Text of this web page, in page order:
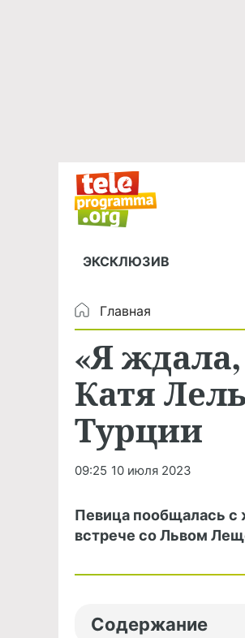
ЭКСКЛЮЗИВ
Главная
«Я
Катя
Турции
09:25 10 июля 2023
Певица пообщалась с
встрече со Львом
Содержание